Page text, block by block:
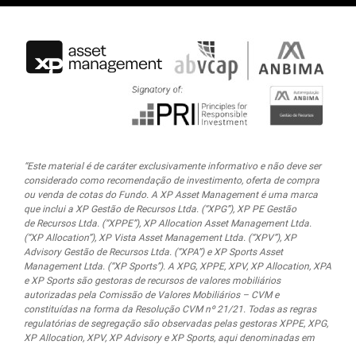
“Este material é de caráter exclusivamente informativo e não deve ser
considerado como recomendação de investimento, oferta de compra
ou venda de cotas do Fundo. A XP Asset Management é uma marca
que inclui a XP Gestão de Recursos Ltda. (“XPG”), XP PE Gestão
de Recursos Ltda. (“XPPE”), XP Allocation Asset Management Ltda.
(“XP Allocation”), XP Vista Asset Management Ltda. (“XPV”), XP
Advisory Gestão de Recursos Ltda. (“XPA”) e XP Sports Asset
Management Ltda. (“XP Sports”). A XPG, XPPE, XPV, XP Allocation, XPA
e XP Sports são gestoras de recursos de valores mobiliários
autorizadas pela Comissão de Valores Mobiliários – CVM e
constituídas na forma da Resolução CVM nº 21/21. Todas as regras
regulatórias de segregação são observadas pelas gestoras XPPE, XPG,
XP Allocation, XPV, XP Advisory e XP Sports, aqui denominadas em